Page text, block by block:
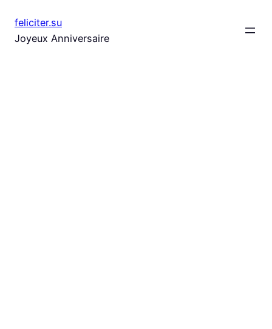
au
contenu
feliciter.su
Joyeux Anniversaire